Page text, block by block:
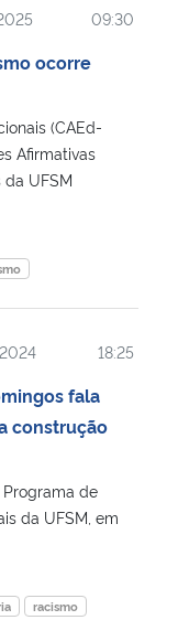
09:30
ocorre
(CAEd-
Afirmativas
da UFSM
18:25
fala
construção
Programa de
da UFSM, em
racismo